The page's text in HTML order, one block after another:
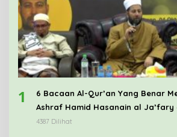
1
6 Bacaan Al-Qur’an Yang Benar
Ashraf Hamid Hasanain al Ja’fary
4387 Dilihat